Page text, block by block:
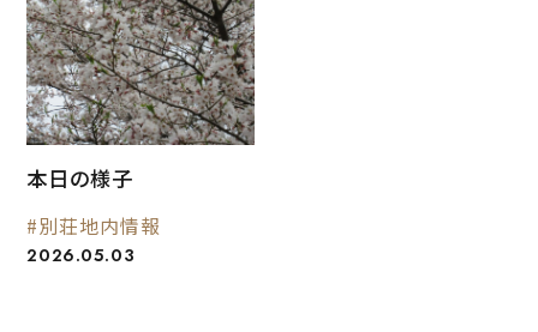
本日の様子
#別荘地内情報
2026.05.03